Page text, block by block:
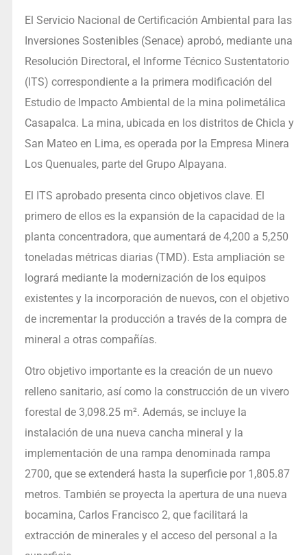
El Servicio Nacional de Certificación Ambiental para las
Inversiones Sostenibles (Senace) aprobó, mediante una
Resolución Directoral, el Informe Técnico Sustentatorio
(ITS) correspondiente a la primera modificación del
Estudio de Impacto Ambiental de la mina polimetálica
Casapalca. La mina, ubicada en los distritos de Chicla y
San Mateo en Lima, es operada por la Empresa Minera
Los Quenuales, parte del Grupo Alpayana.
El ITS aprobado presenta cinco objetivos clave. El
primero de ellos es la expansión de la capacidad de la
planta concentradora, que aumentará de 4,200 a 5,250
toneladas métricas diarias (TMD). Esta ampliación se
logrará mediante la modernización de los equipos
existentes y la incorporación de nuevos, con el objetivo
de incrementar la producción a través de la compra de
mineral a otras compañías.
Otro objetivo importante es la creación de un nuevo
relleno sanitario, así como la construcción de un vivero
forestal de 3,098.25 m². Además, se incluye la
instalación de una nueva cancha mineral y la
implementación de una rampa denominada rampa
2700, que se extenderá hasta la superficie por 1,805.87
metros. También se proyecta la apertura de una nueva
bocamina, Carlos Francisco 2, que facilitará la
extracción de minerales y el acceso del personal a la